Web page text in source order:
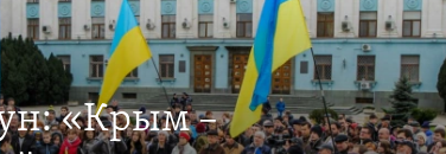
«Крым –